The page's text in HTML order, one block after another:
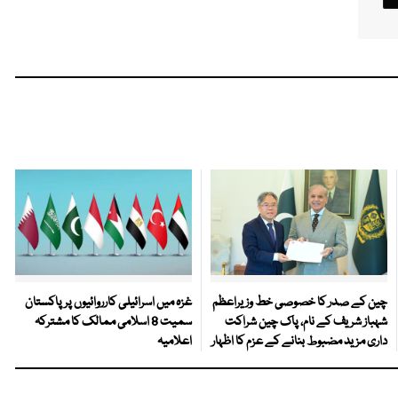
چین کے صدر کا خصوصی خط وزیراعظم
شہباز شریف کے نام، پاک چین شراکت
داری مزید مضبوط بنانے کے عزم کا اظہار
غزہ میں اسرائیلی کارروائیوں پر پاکستان
سمیت 8 اسلامی ممالک کا مشترکہ
اعلامیہ